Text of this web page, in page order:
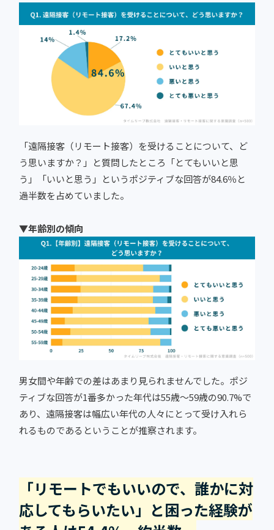
「遠隔接客（リモート接客）を受けることについて、ど
う思いますか？」と質問したところ「とてもいいと思
う」「いいと思う」というポジティブな回答が84.6％と
過半数を占めていました。
▼年齢別の傾向
男女間や年齢での差はあまり見られませんでした。ポジ
ティブな回答が1番多かった年代は55歳〜59歳の90.7%で
あり、遠隔接客は幅広い年代の人々にとって受け入れら
れるものであるということが推察されます。
「リモートでもいいので、誰かに対
応してもらいたい」と困った経験が